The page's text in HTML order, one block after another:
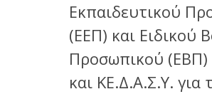
Εκπαιδευτικού
(ΕΕΠ) και Ειδικού
Προσωπικού (ΕΒΠ)
και ΚΕ.Δ.Α.Σ.Υ. για